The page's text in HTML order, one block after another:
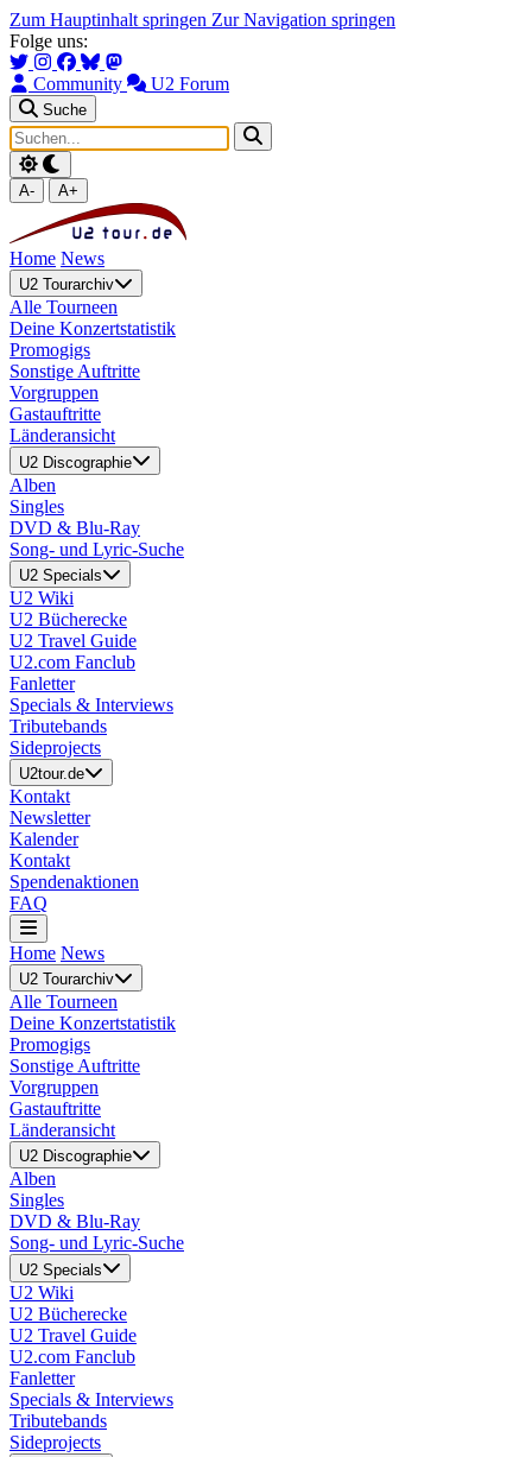
Zum Hauptinhalt springen Zur Navigation springen
Folge uns:
Community U2 Forum
Suche
A- A+
Home News
U2 Tourarchiv
Alle Tourneen
Deine Konzertstatistik
Promogigs
Sonstige Auftritte
Vorgruppen
Gastauftritte
Länderansicht
U2 Discographie
Alben
Singles
DVD & Blu-Ray
Song- und Lyric-Suche
U2 Specials
U2 Wiki
U2 Bücherecke
U2 Travel Guide
U2.com Fanclub
Fanletter
Specials & Interviews
Tributebands
Sideprojects
U2tour.de
Kontakt
Newsletter
Kalender
Kontakt
Spendenaktionen
FAQ
Home News
U2 Tourarchiv
Alle Tourneen
Deine Konzertstatistik
Promogigs
Sonstige Auftritte
Vorgruppen
Gastauftritte
Länderansicht
U2 Discographie
Alben
Singles
DVD & Blu-Ray
Song- und Lyric-Suche
U2 Specials
U2 Wiki
U2 Bücherecke
U2 Travel Guide
U2.com Fanclub
Fanletter
Specials & Interviews
Tributebands
Sideprojects